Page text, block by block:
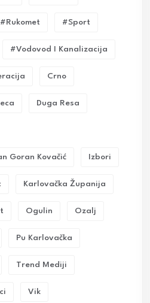
#rukomet #sport
#vodovod I Kanalizacija
Crno
Duga Resa
Goran Kovačić Izbori
Karlovačka Županija
Ogulin Ozalj
Pu Karlovačka
Trend Mediji
Vik